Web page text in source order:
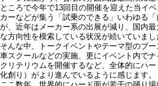
ところで今年で13回目の開催を迎えた当イ
カーなどが集う「試乗のできる」いわゆる
が、近年はメーカー系の出展が減り、国内
な方向性を模索している状況が続いていまし
そんな中、トークイベントやテーマ型のブ
車スクールなどの実施、更にイベント内で
クリテリウムを開催するなど、全体的にハ
化創り）がより進んでいるように感じます。